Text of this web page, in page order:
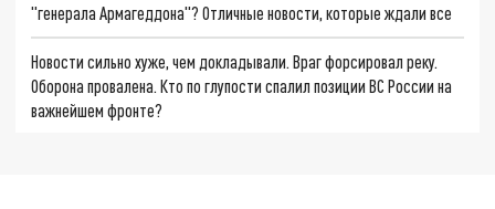
"генерала Армагеддона"? Отличные новости, которые ждали все
Новости сильно хуже, чем докладывали. Враг форсировал реку.
Оборона провалена. Кто по глупости спалил позиции ВС России на
важнейшем фронте?